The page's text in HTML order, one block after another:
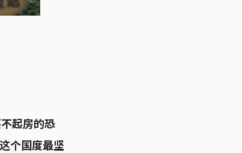
起房的恐
个国度最坚